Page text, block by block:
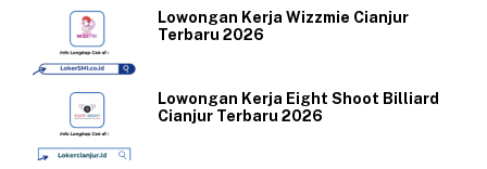
Lowongan Kerja Wizzmie Cianjur
Terbaru 2026
Lowongan Kerja Eight Shoot Billiard
Cianjur Terbaru 2026